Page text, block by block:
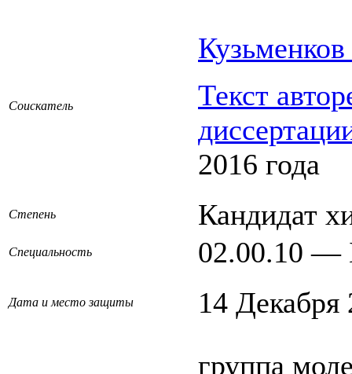
Соискатель
Текст
2016 года
Степень Кандидат
Специальность 02.00.10 —
Дата и место защиты
14
группа